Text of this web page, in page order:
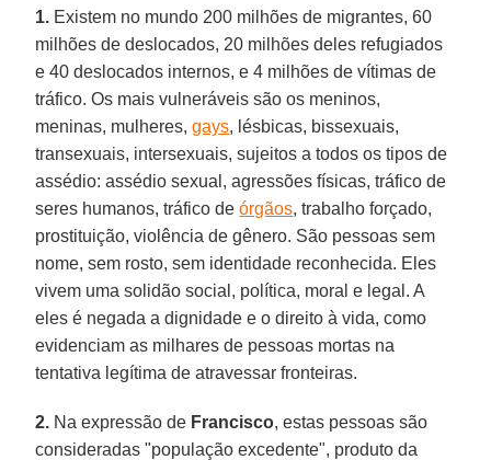
1. Existem no mundo 200 milhões de migrantes, 60
milhões de deslocados, 20 milhões deles refugiados
e 40 deslocados internos, e 4 milhões de vítimas de
tráfico. Os mais vulneráveis são os meninos,
meninas, mulheres,gays, lésbicas, bissexuais,
transexuais, intersexuais, sujeitos a todos os tipos de
assédio: assédio sexual, agressões físicas, tráfico de
seres humanos, tráfico deórgãos, trabalho forçado,
prostituição, violência de gênero. São pessoas sem
nome, sem rosto, sem identidade reconhecida. Eles
vivem uma solidão social, política, moral e legal. A
eles é negada a dignidade e o direito à vida, como
evidenciam as milhares de pessoas mortas na
tentativa legítima de atravessar fronteiras.
2. Na expressão de Francisco, estas pessoas são
consideradas "população excedente", produto da